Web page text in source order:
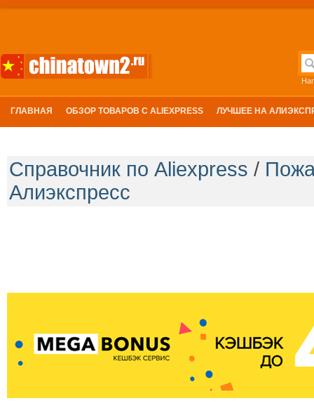
ГЛАВНАЯ ОБЗОР ТОВАРОВ С ALIEXPRESS ЛУЧШЕЕ НА
Справочник по Aliexpress /
Алиэкспресс